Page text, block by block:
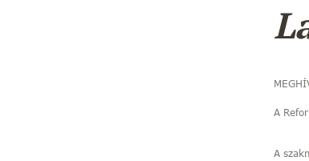
A
A